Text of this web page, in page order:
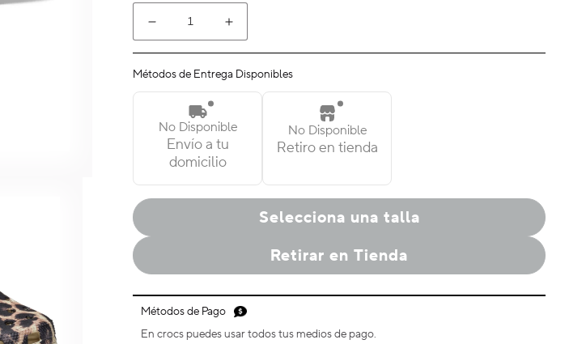
Reducir
cantidad
para
Classic
Platform
Animal
Clog
Aumentar
cantidad
para
Mujer
Classic
Platform
Remix
Clog
Métodos de Entrega Disponibles
No Disponible
Envío a tu
domicilio
No Disponible
Retiro en tienda
Selecciona una talla
Retirar en Tienda
Métodos de Pago
En crocs puedes usar todos tus medios de pago.